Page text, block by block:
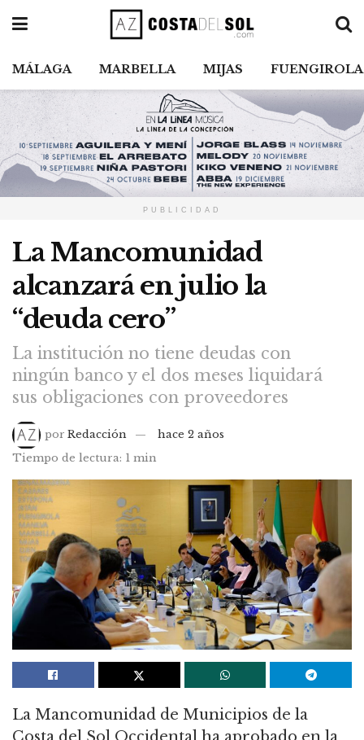
MÁLAGA MARBELLA MIJAS FUENGIROLA
PUBLICIDAD
La Mancomunidad
alcanzará en julio la
“deuda cero”
La institución no tiene deudas con
ningún banco y el dos meses liquidará
sus obligaciones con proveedores
por Redacción
hace 2 años
Tiempo de lectura: 1 min
La Mancomunidad de Municipios de la